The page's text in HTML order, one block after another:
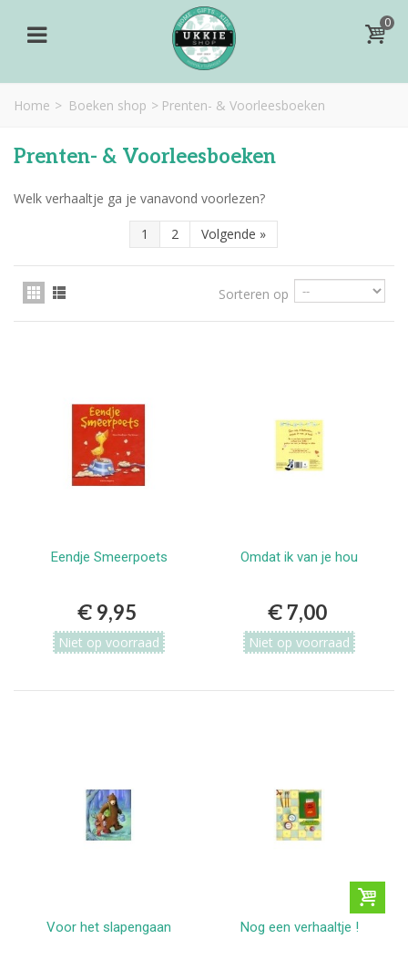
0
Home > Boeken shop > Prenten- & Voorleesboeken
Prenten- & Voorleesboeken
Welk verhaaltje ga je vanavond voorlezen?
1 2 Volgende »
Sorteren op
Eendje Smeerpoets
€ 9,95
Niet op voorraad
Omdat ik van je hou
€ 7,00
Niet op voorraad
Voor het slapengaan Nog een verhaaltje !